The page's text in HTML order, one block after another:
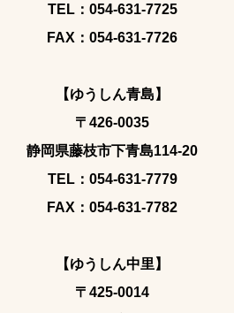
TEL：054-631-7725
FAX：054-631-7726
【ゆうしん青島】
〒426-0035
静岡県藤枝市下青島114-20
TEL：054-631-7779
FAX：054-631-7782
【ゆうしん中里】
〒425-0014